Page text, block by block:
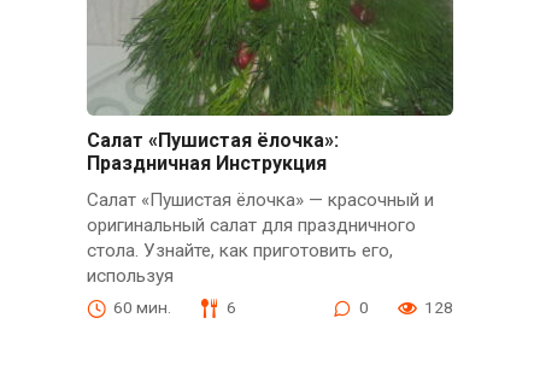
Салат «Пушистая ёлочка»:
Праздничная Инструкция
Салат «Пушистая ёлочка» — красочный и
оригинальный салат для праздничного
стола. Узнайте, как приготовить его,
используя
60 мин. 6 0 128